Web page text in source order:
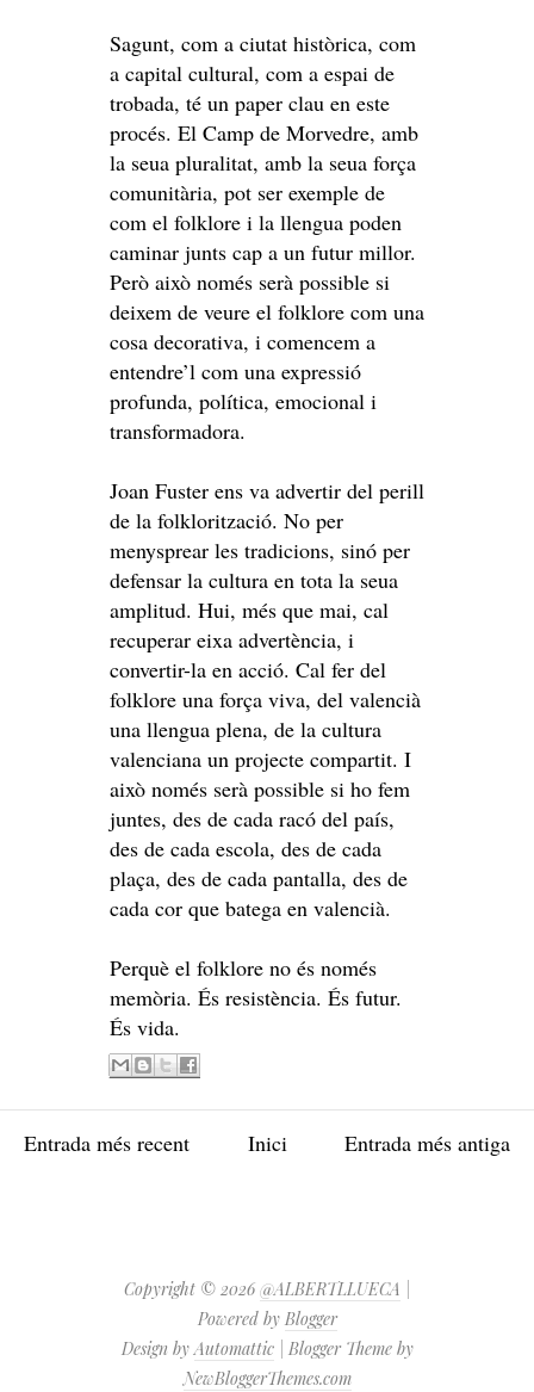
Sagunt, com a ciutat històrica, com
a capital cultural, com a espai de
trobada, té un paper clau en este
procés. El Camp de Morvedre, amb
la seua pluralitat, amb la seua força
comunitària, pot ser exemple de
com el folklore i la llengua poden
caminar junts cap a un futur millor.
Però això només serà possible si
deixem de veure el folklore com una
cosa decorativa, i comencem a
entendre’l com una expressió
profunda, política, emocional i
transformadora.
Joan Fuster ens va advertir del perill
de la folklorització. No per
menysprear les tradicions, sinó per
defensar la cultura en tota la seua
amplitud. Hui, més que mai, cal
recuperar eixa advertència, i
convertir-la en acció. Cal fer del
folklore una força viva, del valencià
una llengua plena, de la cultura
valenciana un projecte compartit. I
això només serà possible si ho fem
juntes, des de cada racó del país,
des de cada escola, des de cada
plaça, des de cada pantalla, des de
cada cor que batega en valencià.
Perquè el folklore no és només
memòria. És resistència. És futur.
És vida.
Entrada més recent Entrada més antiga
Inici
Copyright © 2026 @ALBERTLLUECA
Powered by Blogger
Design byAutomattic| Blogger Theme by
NewBloggerThemes.com